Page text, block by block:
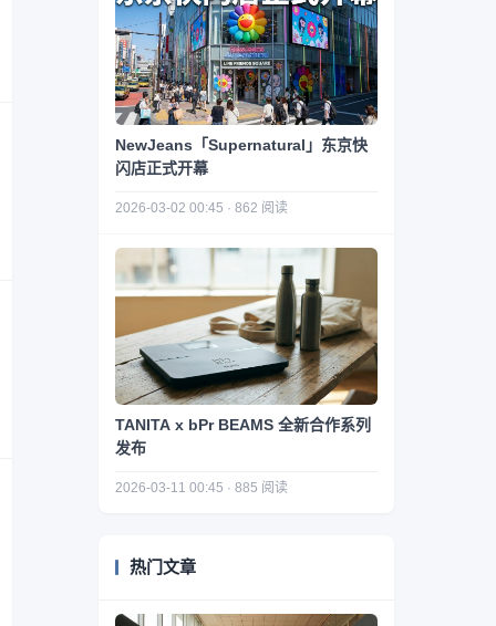
NewJeans「Supernatural」东京快
闪店正式开幕
2026-03-02 00:45 · 862 阅读
TANITA x bPr BEAMS 全新合作系列
发布
2026-03-11 00:45 · 885 阅读
热门文章